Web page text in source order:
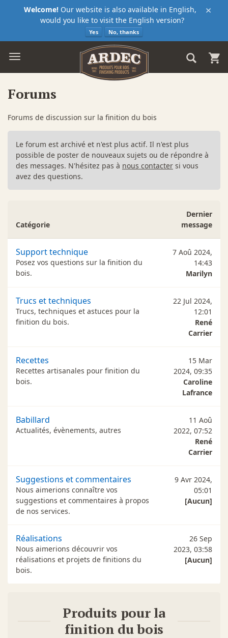
×
Welcome! Our website is also available in English,
would you like to visit the English version?
Yes No, thanks
Forums
Forums de discussion sur la finition du bois
Le forum est archivé et n'est plus actif. Il n'est plus
possible de poster de nouveaux sujets ou de répondre à
des messages. N'hésitez pas à nous contacter si vous
avez des questions.
Catégorie
Dernier
message
Support technique
Posez vos questions sur la finition du
bois.
7 Aoû 2024,
14:43
Marilyn
Trucs et techniques
Trucs, techniques et astuces pour la
finition du bois.
22 Jul 2024,
12:01
René
Carrier
Recettes
Recettes artisanales pour finition du
bois.
15 Mar
2024, 09:35
Caroline
Lafrance
Babillard
Actualités, évènements, autres
11 Aoû
2022, 07:52
René
Carrier
Suggestions et commentaires
Nous aimerions connaître vos
suggestions et commentaires à propos
de nos services.
9 Avr 2024,
05:01
[Aucun]
Réalisations
Nous aimerions découvrir vos
réalisations et projets de finitions du
bois.
26 Sep
2023, 03:58
[Aucun]
Produits pour la
finition du bois